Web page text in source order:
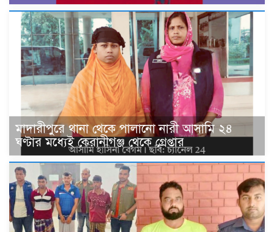
মাদারীপুরে থানা থেকে পালানো নারী আসামি ২৪
ঘণ্টার মধ্যেই কেরানীগঞ্জ থেকে গ্রেপ্তার